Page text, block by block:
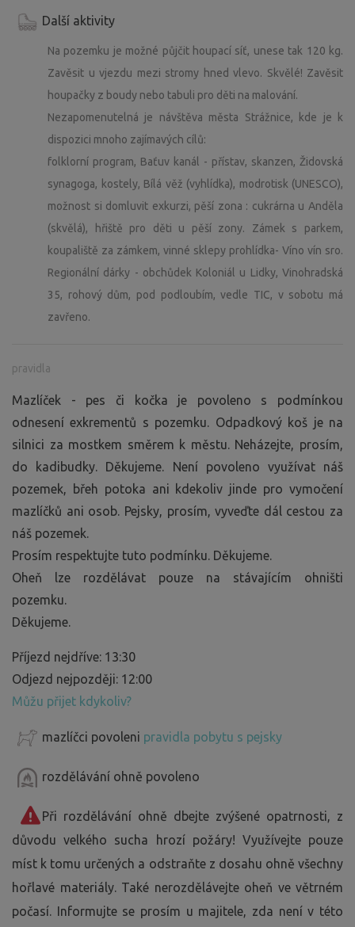
Další aktivity
Na pozemku je možné půjčit houpací síť, unese tak 120 kg.
Zavěsit u vjezdu mezi stromy hned vlevo. Skvělé! Zavěsit
houpačky z boudy nebo tabuli pro děti na malování.
Nezapomenutelná je návštěva města Strážnice, kde je k
dispozici mnoho zajímavých cílů:
folklorní program, Baťuv kanál - přístav, skanzen, Židovská
synagoga, kostely, Bílá věž (vyhlídka), modrotisk (UNESCO),
možnost si domluvit exkurzi, pěší zona : cukrárna u Anděla
(skvělá), hřiště pro děti u pěší zony. Zámek s parkem,
koupaliště za zámkem, vinné sklepy prohlídka- Víno vín sro.
Regionální dárky - obchůdek Koloniál u Lidky, Vinohradská
35, rohový dům, pod podloubím, vedle TIC, v sobotu má
zavřeno.
pravidla
Mazlíček - pes či kočka je povoleno s podmínkou
odnesení exkrementů s pozemku. Odpadkový koš je na
silnici za mostkem směrem k městu. Neházejte, prosím,
do kadibudky. Děkujeme. Není povoleno využívat náš
pozemek, břeh potoka ani kdekoliv jinde pro vymočení
mazlíčků ani osob. Pejsky, prosím, vyveďte dál cestou za
náš pozemek.
Prosím respektujte tuto podmínku. Děkujeme.
Oheň lze rozdělávat pouze na stávajícím ohništi
pozemku.
Děkujeme.
Příjezd nejdříve: 13:30
Odjezd nejpozději: 12:00
Můžu přijet kdykoliv?
mazlíčci povoleni pravidla pobytu s pejsky
rozdělávání ohně povoleno
Při rozdělávání ohně dbejte zvýšené opatrnosti, z
důvodu velkého sucha hrozí požáry! Využívejte pouze
míst k tomu určených a odstraňte z dosahu ohně všechny
hořlavé materiály. Také nerozdělávejte oheň ve větrném
počasí. Informujte se prosím u majitele, zda není v této